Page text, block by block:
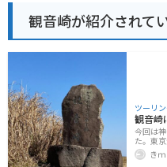
観音崎が紹介されて
ツーリ
観音崎
今回は
た。東
周辺に
きますきｍ